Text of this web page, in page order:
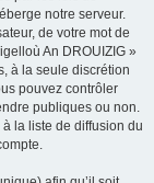
notre serveur.
de votre mot de
An DROUIZIG »
à la seule discrétion
pouvez contrôler
publiques ou non.
la liste de diffusion du